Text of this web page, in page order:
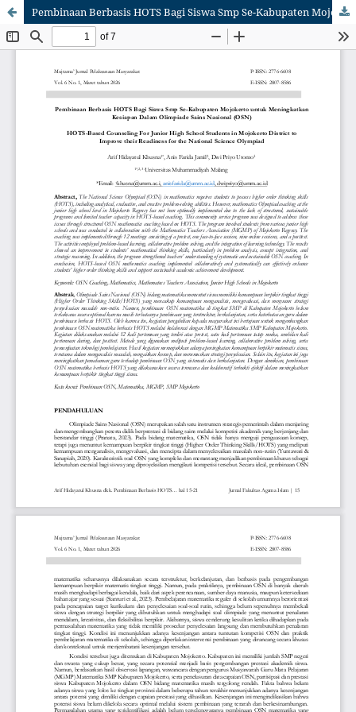
Pembinaan Berbasis HOTS Bagi Siswa Smp Se-Kabupaten Mojokerto untuk Meningkatkan Kesiapan Dalam Olimpiade Sains Nasional (OSN)